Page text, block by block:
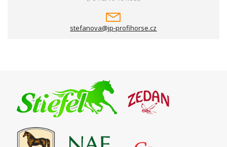
stefanova@jp-profihorse.cz